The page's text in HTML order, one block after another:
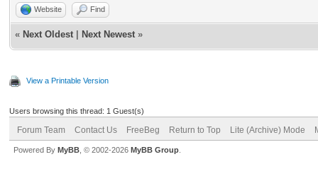
Website Find
« Next Oldest Next Newest »
View a Printable Version
Users browsing this thread: 1 Guest(s)
Forum Team Contact Us FreeBeg Return to Top Lite (Archive) Mode
Powered By MyBB , © 2002-2026 MyBB Group